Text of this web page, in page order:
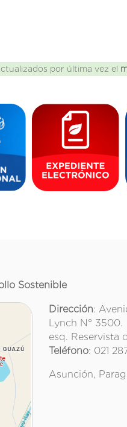
por última vez el
Sostenible
Dirección:
Lynch N° 3500.
esq. Reservista
Teléfono: 021
Asunción,